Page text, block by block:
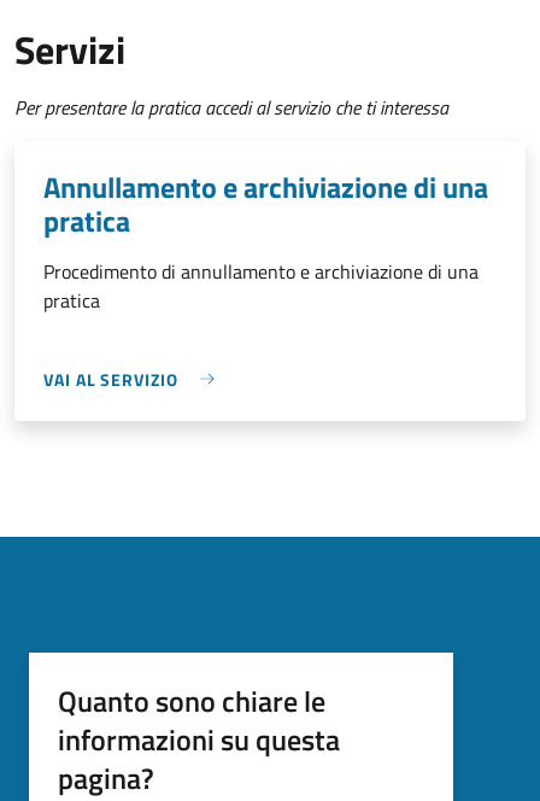
Servizi
Per presentare la pratica accedi al servizio che ti interessa
Annullamento e archiviazione di una
pratica
Procedimento di annullamento e archiviazione di una
pratica
VAI AL SERVIZIO
Quanto sono chiare le
informazioni su questa
pagina?